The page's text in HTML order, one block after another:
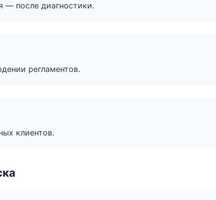
— после диагностики.
регламентов.
клиентов.